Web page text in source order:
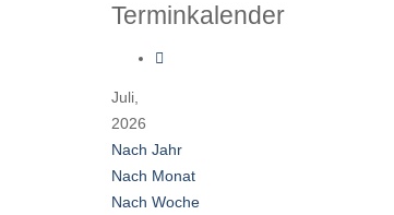
Terminkalender
Juli,
2026
Nach Jahr
Nach Monat
Nach Woche